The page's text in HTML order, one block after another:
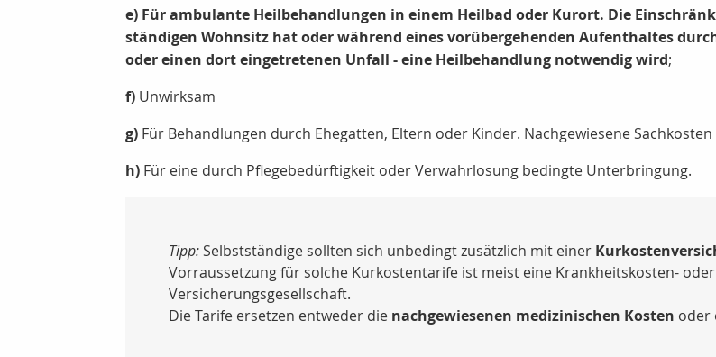
e) Für ambulante Heilbehandlungen in einem Heilbad oder Kurort. Die
ständigen Wohnsitz hat oder während eines vorübergehenden Aufenthaltes
oder einen dort eingetretenen Unfall - eine Heilbehandlung notwendig wird;
f) Unwirksam
g) Für Behandlungen durch Ehegatten, Eltern oder Kinder. Nachgewiesene
h) Für eine durch Pflegebedürftigkeit oder Verwahrlosung bedingte Unterbringung.
Tipp:Selbstständige sollten sich unbedingt zusätzlich mit einer
Vorraussetzung für solche Kurkostentarife ist meist eine Krankheitskosten-
Versicherungsgesellschaft.
Die Tarife ersetzen entweder die nachgewiesenen medizinischen Kosten oder